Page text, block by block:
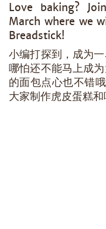
Love baking?
March where we
Breadstick!
小编打探到，成为
哪怕还不能马上成
的面包点心也不错
大家制作虎皮蛋糕和